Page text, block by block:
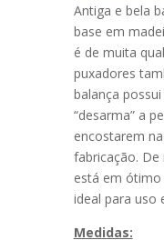
Antiga e bela
base em
é de muita
puxadores
balança
“desarma” a
encostarem
fabricação.
está em ótimo
ideal para uso
Medidas: